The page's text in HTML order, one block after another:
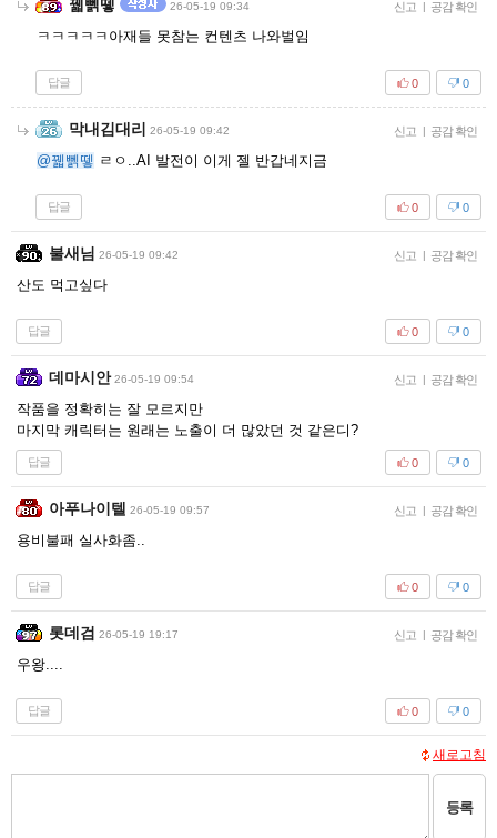
꿻뻵뗗 26-05-19 09:34 신고 | 공감 확인
ㅋㅋㅋㅋㅋ아재들 못참는 컨텐츠 나와벌임
답글 0
0
막내김대리 26-05-19 09:42 신고 | 공감 확인
@꿻뻵뗗 ㄹㅇ..AI 발전이 이게 젤 반갑네지금
답글 0
0
불새님 26-05-19 09:42 신고 | 공감 확인
산도 먹고싶다
답글 0
0
데마시안 26-05-19 09:54 신고 | 공감 확인
작품을 정확히는 잘 모르지만
마지막 캐릭터는 원래는 노출이 더 많았던 것 같은디?
답글 0
0
아푸나이텔 26-05-19 09:57 신고 | 공감 확인
용비불패 실사화좀..
답글 0
0
롯데검 26-05-19 19:17 신고 | 공감 확인
우왕....
답글 0
0
새로고침
등록